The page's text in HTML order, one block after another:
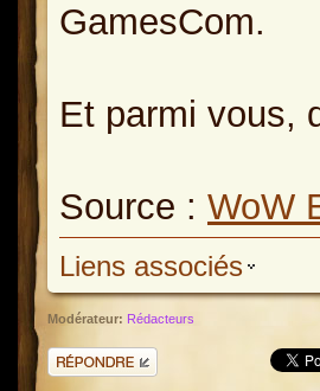
GamesCom.
Et parmi vous,
Source : WoW
Liens associés
Modérateur: Rédacteurs
Répondre